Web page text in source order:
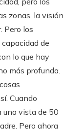
zonas, la visión
Pero los
de
lo que hay
más profunda.
Cuando
una vista de 50
Pero ahora